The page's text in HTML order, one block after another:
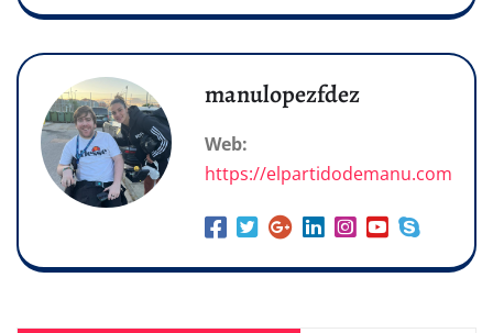
manulopezfdez
Web:
https://elpartidodemanu.com